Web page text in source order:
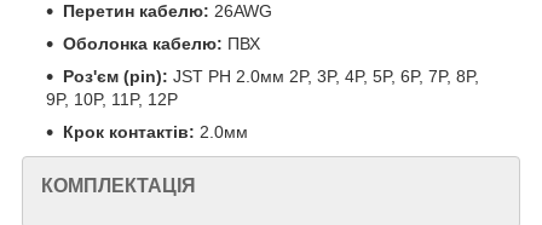
Перетин кабелю: 26AWG
Оболонка кабелю: ПВХ
Роз'єм (pin): JST PH 2.0мм 2P, 3P, 4P, 5P, 6P, 7P, 8P,
9P, 10P, 11P, 12P
Крок контактів: 2.0мм
КОМПЛЕКТАЦІЯ